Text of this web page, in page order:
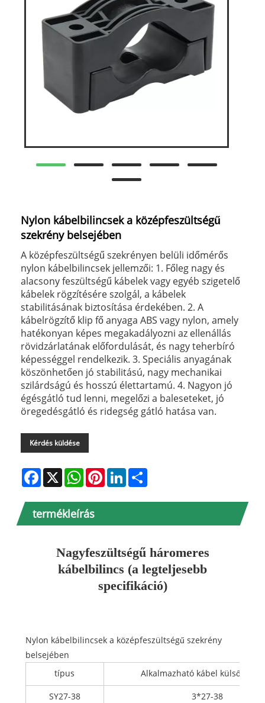
Nylon kábelbilincsek a középfeszültségű
szekrény belsejében
A középfeszültségű szekrényen belüli időmérős
nylon kábelbilincsek jellemzői: 1. Főleg nagy és
alacsony feszültségű kábelek vagy egyéb szigetelő
kábelek rögzítésére szolgál, a kábelek
stabilitásának biztosítása érdekében. 2. A
kábelrögzítő klip fő anyaga ABS vagy nylon, amely
hatékonyan képes megakadályozni az ellenállás
rövidzárlatának előfordulását, és nagy teherbíró
képességgel rendelkezik. 3. Speciális anyagának
köszönhetően jó stabilitású, nagy mechanikai
szilárdságú és hosszú élettartamú. 4. Nagyon jó
égésgátló tud lenni, megelőzi a baleseteket, jó
öregedésgátló és ridegség gátló hatása van.
Kérdés küldése
Facebook
X WhatsAppPinterestLinkedIn
termékleírás
Nagyfeszültségű háromeres
kábelbilincs (a legteljesebb
specifikáció)
Nylon kábelbilincsek a középfeszültségű szekrény
belsejében
típus
Alkalmazható kábel külső
SY27-38 3*27-38